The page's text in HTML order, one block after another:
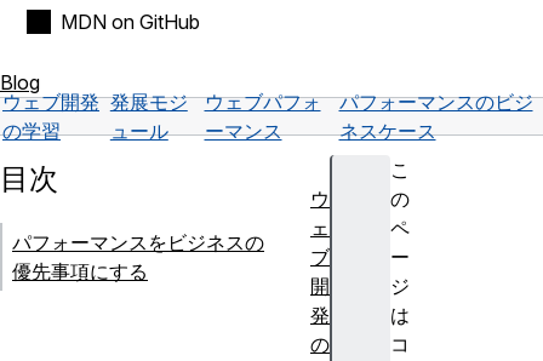
MDN on GitHub
Blog
ウェブ開発
の学習
発展モジ
ュール
ウェブパフォ
ーマンス
パフォーマンスのビジ
ネスケース
こ
の
ペ
ー
ジ
は
コ
目次
パフォーマンスをビジネスの
優先事項にする
ウ
ェ
ブ
開
発
の